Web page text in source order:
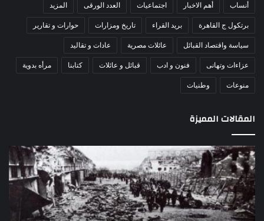
أنساب أهم الاخبار اجتماعيات العدد الورقى المزيد
برتكول ج القاهرة بريد القراء تاريخ ومزارات حوارات و تقارير
سياسة واقتصاد القبائل عائلات مصرية عادات و تقاليد
عزاءات وتهانى فنون و ادب قبائل و عائلات كتابنا مرأه بدوية
منوعات وطنيات
المقالات المميزة
اللواء
دكتور
راضي
عبدالمعطي
يكتب:
30